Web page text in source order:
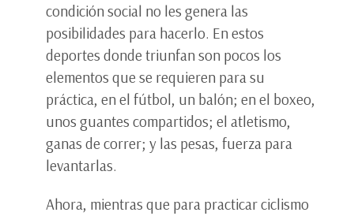
condición social no les genera las
posibilidades para hacerlo. En estos
deportes donde triunfan son pocos los
elementos que se requieren para su
práctica, en el fútbol, un balón; en el boxeo,
unos guantes compartidos; el atletismo,
ganas de correr; y las pesas, fuerza para
levantarlas.
Ahora, mientras que para practicar ciclismo